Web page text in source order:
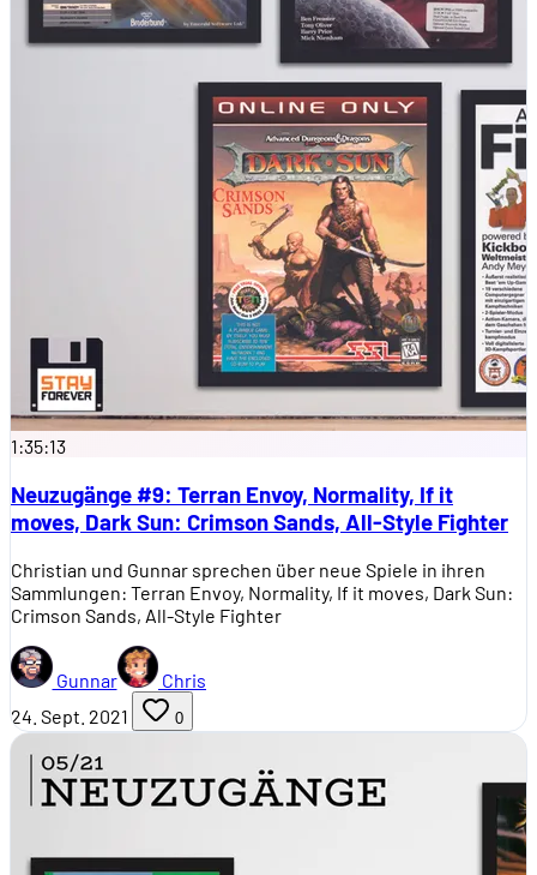
1:35:13
Neuzugänge #9: Terran Envoy, Normality, If it
moves, Dark Sun: Crimson Sands, All-Style Fighter
Christian und Gunnar sprechen über neue Spiele in ihren
Sammlungen: Terran Envoy, Normality, If it moves, Dark Sun:
Crimson Sands, All-Style Fighter
Gunnar
Chris
24. Sept. 2021
0